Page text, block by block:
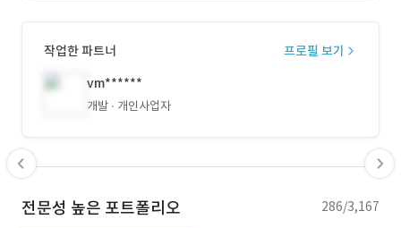
작업한 파트너
프로필 보기
vm******
개발 개인사업자
전문성 높은 포트폴리오 286/3,167